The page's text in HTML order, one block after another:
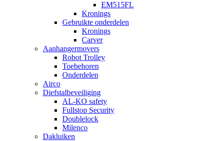
EM515FL
Kronings
Gebruikte onderdelen
Kronings
Carver
Aanhangermovers
Robot Trolley
Toebehoren
Onderdelen
Airco
Diefstalbeveiliging
AL-KO safety
Fullstop Security
Doublelock
Milenco
Dakluiken